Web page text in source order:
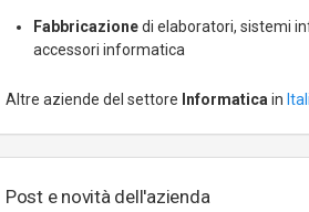
Fabbricazionedi elaboratori, sistemi
accessori informatica
Altre aziende del settore Informatica in
Post e novità dell'azienda